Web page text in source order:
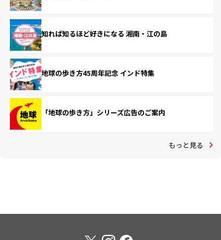
知れば知るほど好きになる 湘南・江の島
地球の歩き方45周年記念 インド特集
「地球の歩き方」シリーズ広告のご案内
もっと見る